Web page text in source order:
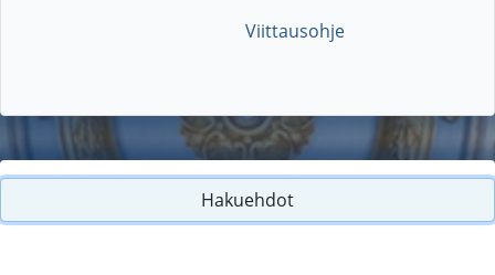
Viittausohje
Hakuehdot